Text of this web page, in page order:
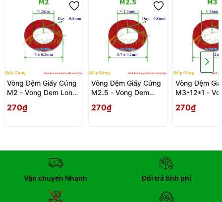
Vòng Đệm Giấy Cứng
M2 - Vong Dem Long
270₫
Vòng Đệm Giấy Cứng
M2.5 - Vong Dem
270₫
Vòng Đệm
M3*12*1 -
270₫
Vận chuyển Nhanh Đổi trả tính phí